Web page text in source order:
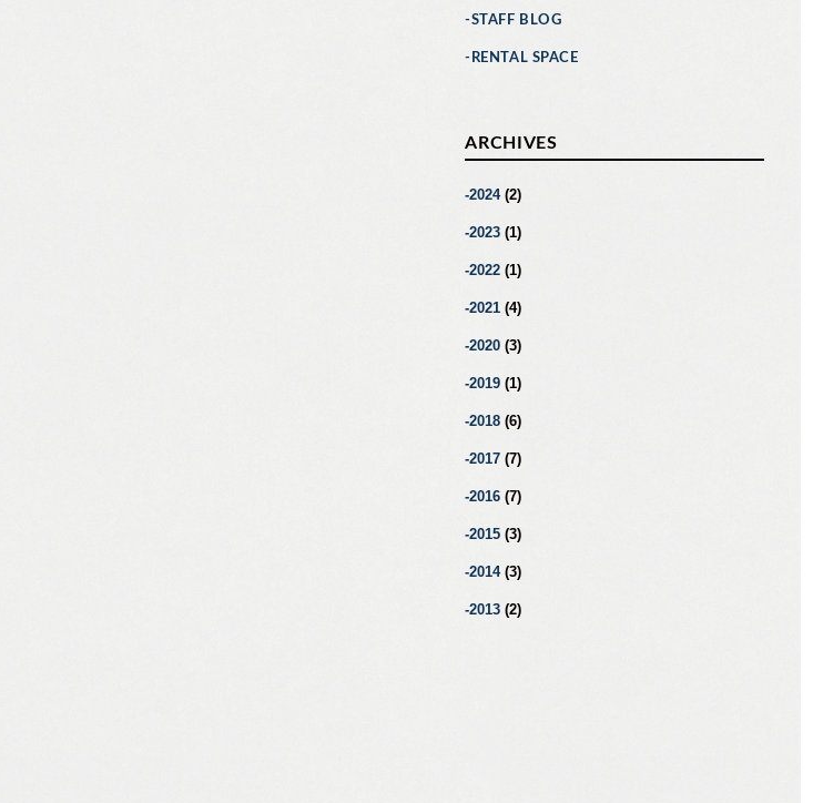
STAFF BLOG
RENTAL SPACE
ARCHIVES
2024(2)
2023 (1)
2022 (1)
2021 (4)
2020 (3)
2019 (1)
2018 (6)
2017 (7)
2016 (7)
2015 (3)
2014(3)
2013 (2)